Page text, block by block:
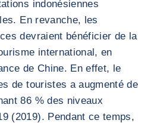
indonésiennes
En revanche, les
devraient bénéficier de la
international, en
de Chine. En effet, le
de touristes a augmenté de
86 % des niveaux
(2019). Pendant ce temps,